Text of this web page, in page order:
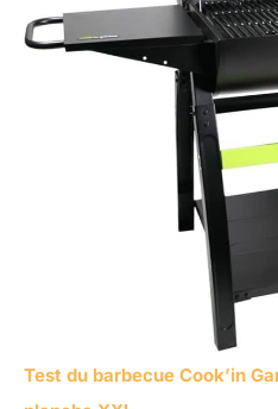
Test du barbecue Cook’in